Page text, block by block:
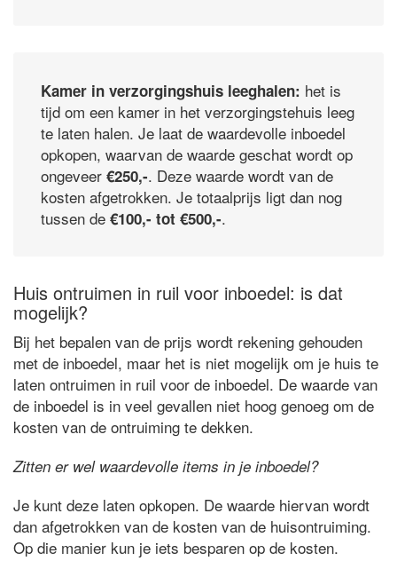
Kamer in verzorgingshuis leeghalen: het is
tijd om een kamer in het verzorgingstehuis leeg
te laten halen. Je laat de waardevolle inboedel
opkopen, waarvan de waarde geschat wordt op
ongeveer €250,-. Deze waarde wordt van de
kosten afgetrokken. Je totaalprijs ligt dan nog
tussen de €100,- tot €500,-.
Huis ontruimen in ruil voor inboedel: is dat
mogelijk?
Bij het bepalen van de prijs wordt rekening gehouden
met de inboedel, maar het is niet mogelijk om je huis te
laten ontruimen in ruil voor de inboedel. De waarde van
de inboedel is in veel gevallen niet hoog genoeg om de
kosten van de ontruiming te dekken.
Zitten er wel waardevolle items in je inboedel?
Je kunt deze laten opkopen. De waarde hiervan wordt
dan afgetrokken van de kosten van de huisontruiming.
Op die manier kun je iets besparen op de kosten.